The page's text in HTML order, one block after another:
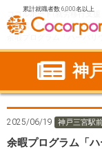
累計就職者数 6,000名以上
ココルポート(就労移行支
兵庫県
神戸市 神戸三
余暇プログラム「ハーバリ
神
2025/06/19 神戸三宮駅
余暇プログラム「